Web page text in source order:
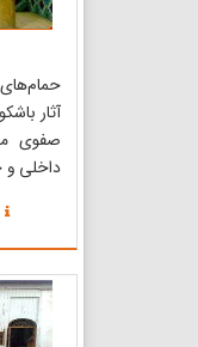
آثار
صفوی
داخلی و
که
خوب و
معماری
از پنج
خانه، ...